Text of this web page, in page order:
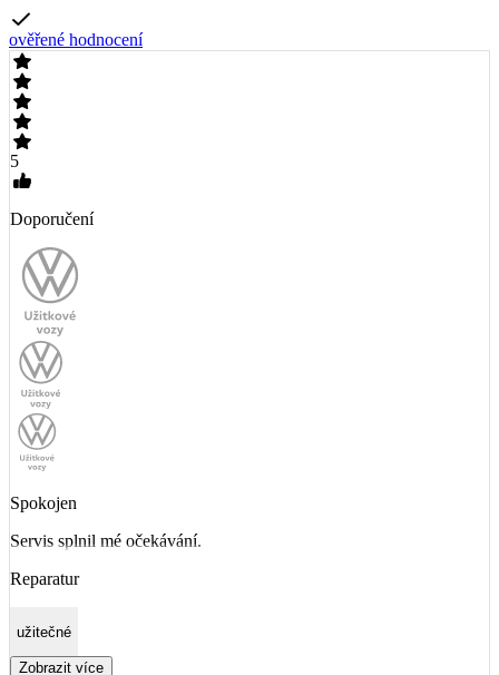
ověřené hodnocení
5
Doporučení
Spokojen
Servis splnil mé očekávání.
Reparatur
užitečné
Zobrazit více